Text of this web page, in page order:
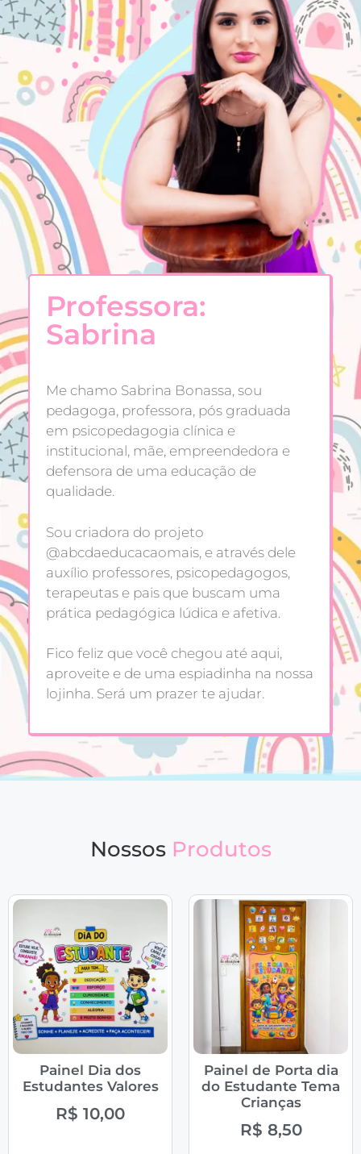
Professora:
Sabrina
Me chamo Sabrina Bonassa, sou
pedagoga, professora, pós graduada
em psicopedagogia clínica e
institucional, mãe, empreendedora e
defensora de uma educação de
qualidade.
Sou criadora do projeto
@abcdaeducacaomais, e através dele
auxílio professores, psicopedagogos,
terapeutas e pais que buscam uma
prática pedagógica lúdica e afetiva.
Fico feliz que você chegou até aqui,
aproveite e de uma espiadinha na nossa
lojinha. Será um prazer te ajudar.
Nossos Produtos
Painel Dia dos
Estudantes Valores
R$ 10,00
Painel de Porta dia
do Estudante Tema
Crianças
R$ 8,50